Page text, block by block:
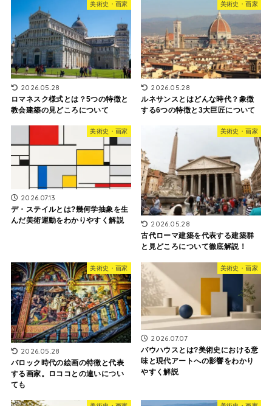
美術史・画家
2026.05.28
ロマネスク様式とは？5つの特徴と
教会建築の見どころについて
美術史・画家
2026.05.28
ルネサンスとはどんな時代？象徴
する6つの特徴と3大巨匠について
美術史・画家
2026.07.13
デ・ステイルとは?幾何学抽象を生
んだ美術運動をわかりやすく解説
美術史・画家
2026.05.28
古代ローマ建築を代表する建築群
と見どころについて徹底解説！
美術史・画家
2026.05.28
バロック時代の絵画の特徴と代表
する画家。ロココとの違いについ
ても
美術史・画家
2026.07.07
バウハウスとは?美術史における意
味と現代アートへの影響をわかり
やすく解説